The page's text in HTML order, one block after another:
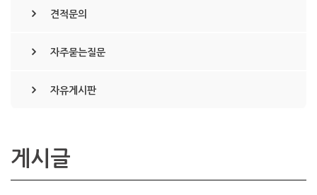
견적문의
자주묻는질문
자유게시판
게시글